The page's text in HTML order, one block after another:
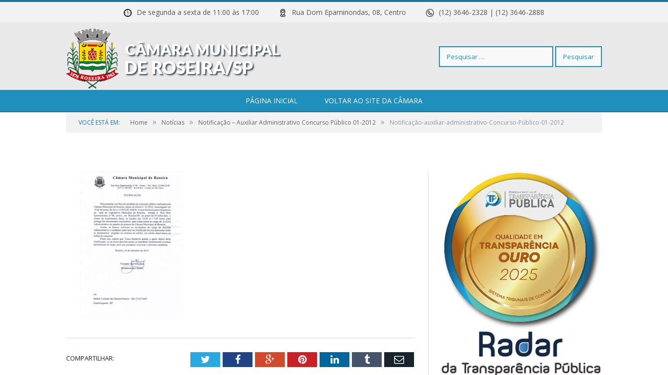
De segunda a sexta de 11:00 às 17:00 Rua Dom Epaminondas, 08, Centro (12) 3646-2328 | (12) 3646-2888
Pesquisar
por:
PÁGINA INICIAL VOLTAR AO SITE DA CÂMARA
VOCÊ ESTÁ EM: Home » Notícias » Notificação – Auxiliar Administrativo Concurso Público 01-2012 » Notificação-auxiliar-administrativo-Concurso-Público-01-2012
Notificação-auxiliar-administrativo-
Concurso-Público-01-2012
COMPARTILHAR: TwitterFacebookGoogle+PinterestLinkedInTumblr Email